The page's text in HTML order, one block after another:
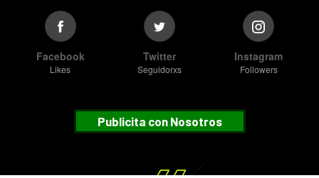
Facebook
Likes
Twitter
Seguidorxs
Instagram
Followers
Publicita con Nosotros